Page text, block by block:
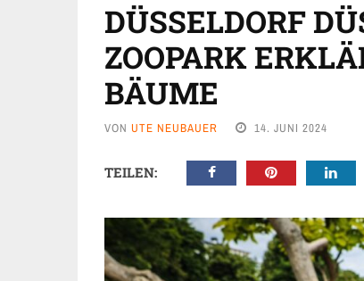
DÜSSELDORF
ZOOPARK
BÄUME
VON UTE NEUBAUER 14. JUNI 2024
TEILEN: